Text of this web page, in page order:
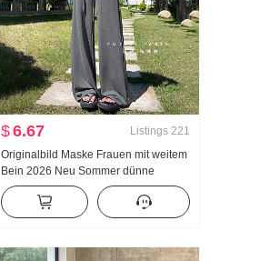
$6.67 Listings 221
Originalbild Maske Frauen mit weitem
Bein 2026 Neu Sommer dünne
Ausführung Abseilen Gefühl Fort
geschritten Gefühl Yoga Schmal
Ausgabe Gerade geschnitten